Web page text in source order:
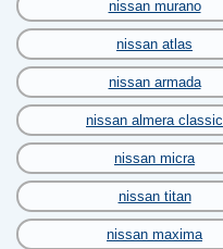
nissan murano
nissan atlas
nissan armada
nissan almera classic
nissan micra
nissan titan
nissan maxima